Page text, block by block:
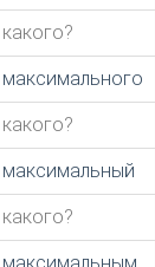
какого?
максимального
какого?
максимальный
какого?